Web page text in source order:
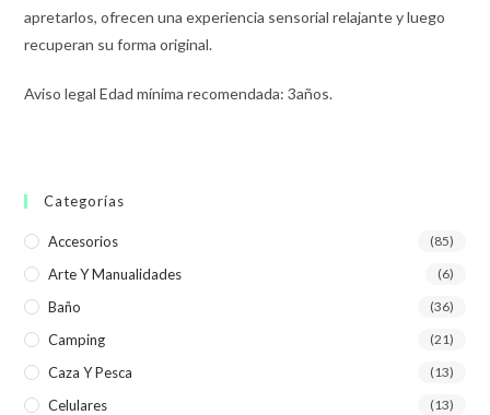
apretarlos, ofrecen una experiencia sensorial relajante y luego
recuperan su forma original.
Aviso legal Edad mínima recomendada: 3años.
Categorías
Accesorios (85)
Arte Y Manualidades (6)
Baño (36)
Camping (21)
Caza Y Pesca (13)
Celulares (13)